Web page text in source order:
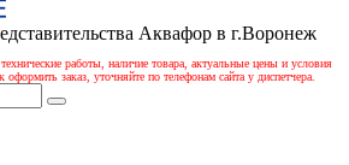
Аквафор в г.Воронеж
работы, наличие товара, актуальные цены и условия
оформить заказ, уточняйте по телефонам сайта у диспетчера.